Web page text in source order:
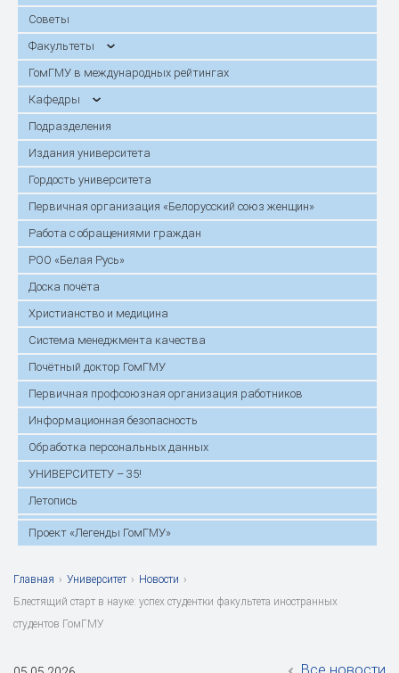
Советы
Факультеты
ГомГМУ в международных рейтингах
Кафедры
Подразделения
Издания университета
Гордость университета
Первичная организация «Белорусский союз женщин»
Работа с обращениями граждан
РОО «Белая Русь»
Доска почёта
Христианство и медицина
Система менеджмента качества
Почётный доктор ГомГМУ
Первичная профсоюзная организация работников
Информационная безопасность
Обработка персональных данных
УНИВЕРСИТЕТУ – 35!
Летопись
Проект «Легенды ГомГМУ»
Главная › Университет › Новости ›
Блестящий старт в науке: успех студентки факультета иностранных
студентов ГомГМУ